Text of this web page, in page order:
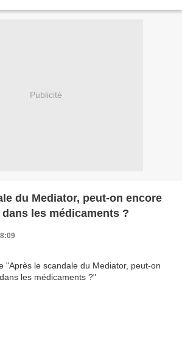
Publicité
du Mediator, peut-on encore
les médicaments ?